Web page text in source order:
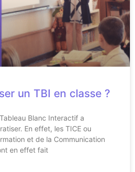
un TBI en classe ?
Blanc Interactif a
En effet, les TICE ou
et de la Communication
en effet fait